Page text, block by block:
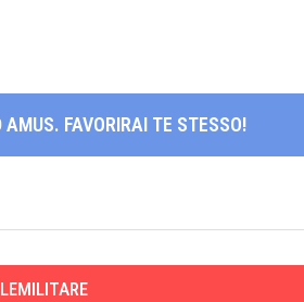
AMUS. FAVORIRAI TE STESSO!